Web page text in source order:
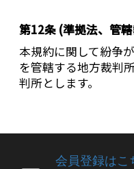
第12条 (準拠法、管
本規約に関して紛争
を管轄する地方裁判
判所とします。
会員登録はこ